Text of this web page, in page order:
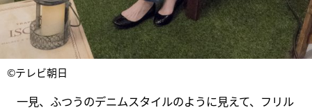
©テレビ朝日
一見、ふつうのデニムスタイルのように見えて、フリル